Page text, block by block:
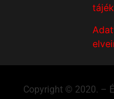
Copyright © 2020. –